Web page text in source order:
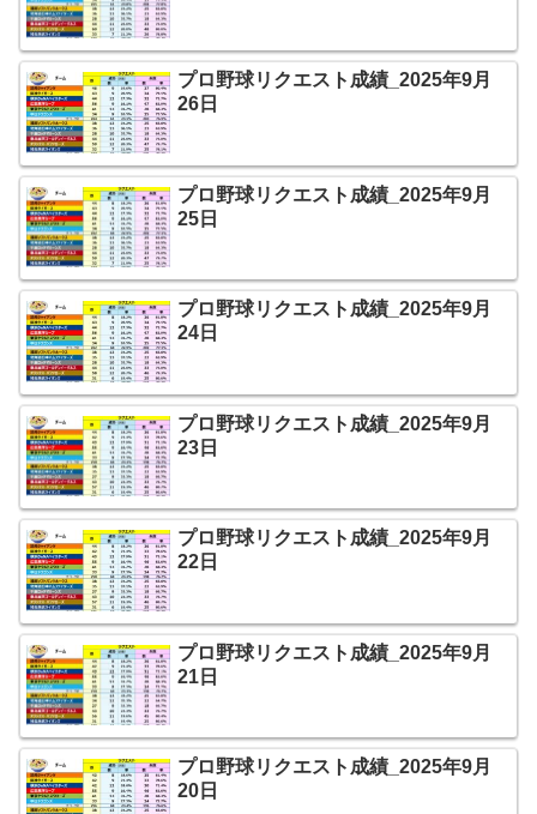
プロ野球リクエスト成績_2025年9月
26日
プロ野球リクエスト成績_2025年9月
25日
プロ野球リクエスト成績_2025年9月
24日
プロ野球リクエスト成績_2025年9月
23日
プロ野球リクエスト成績_2025年9月
22日
プロ野球リクエスト成績_2025年9月
21日
プロ野球リクエスト成績_2025年9月
20日